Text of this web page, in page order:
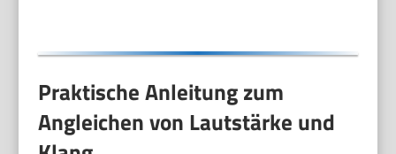
Praktische Anleitung zum
Angleichen von Lautstärke und